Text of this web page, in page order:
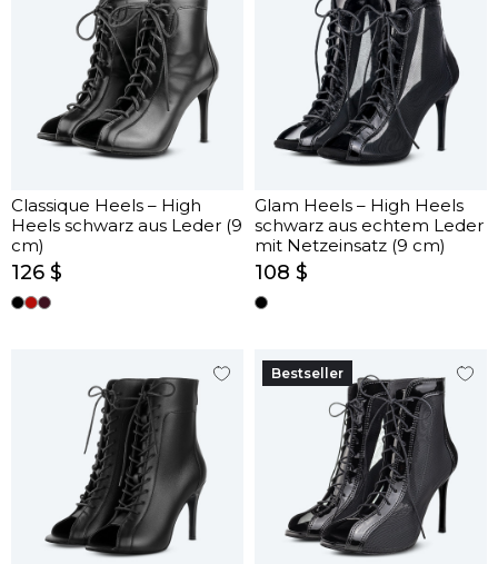
Classique Heels – High
Heels schwarz aus Leder (9
cm)
126 $
Glam Heels – High Heels
schwarz aus echtem Leder
mit Netzeinsatz (9 cm)
108 $
Bestseller